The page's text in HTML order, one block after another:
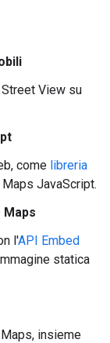
View su
come libreria
JavaScript.
l'API Embed
statica
insieme